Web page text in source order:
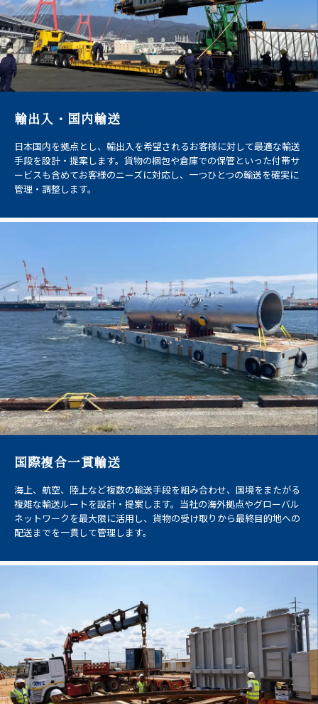
輸出入・国内輸送
日本国内を拠点とし、輸出入を希望されるお客様に対して最適な輸送
手段を設計・提案します。貨物の梱包や倉庫での保管といった付帯サ
ービスも含めてお客様のニーズに対応し、一つひとつの輸送を確実に
管理・調整します。
国際複合一貫輸送
海上、航空、陸上など複数の輸送手段を組み合わせ、国境をまたがる
複雑な輸送ルートを設計・提案します。当社の海外拠点やグローバル
ネットワークを最大限に活用し、貨物の受け取りから最終目的地への
配送までを一貫して管理します。